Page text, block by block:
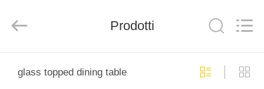
Products
Rights
Prodotti
glass topped dining table